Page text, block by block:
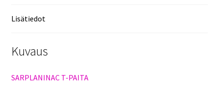
Lisätiedot
Kuvaus
SARPLANINAC T-PAITA